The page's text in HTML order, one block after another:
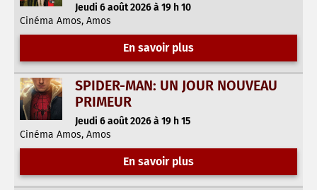
Jeudi 6 août 2026 à 19 h 10
Cinéma Amos, Amos
En savoir plus
SPIDER-MAN: UN JOUR NOUVEAU
PRIMEUR
Jeudi 6 août 2026 à 19 h 15
Cinéma Amos, Amos
En savoir plus